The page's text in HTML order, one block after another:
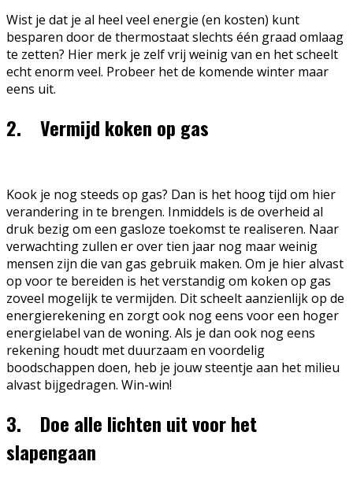
Wist je dat je al heel veel energie (en kosten) kunt
besparen door de thermostaat slechts één graad omlaag
te zetten? Hier merk je zelf vrij weinig van en het scheelt
echt enorm veel. Probeer het de komende winter maar
eens uit.
2. Vermijd koken op gas
Kook je nog steeds op gas? Dan is het hoog tijd om hier
verandering in te brengen. Inmiddels is de overheid al
druk bezig om een gasloze toekomst te realiseren. Naar
verwachting zullen er over tien jaar nog maar weinig
mensen zijn die van gas gebruik maken. Om je hier alvast
op voor te bereiden is het verstandig om koken op gas
zoveel mogelijk te vermijden. Dit scheelt aanzienlijk op de
energierekening en zorgt ook nog eens voor een hoger
energielabel van de woning. Als je dan ook nog eens
rekening houdt met duurzaam en voordelig
boodschappen doen, heb je jouw steentje aan het milieu
alvast bijgedragen. Win-win!
3. Doe alle lichten uit voor het
slapengaan